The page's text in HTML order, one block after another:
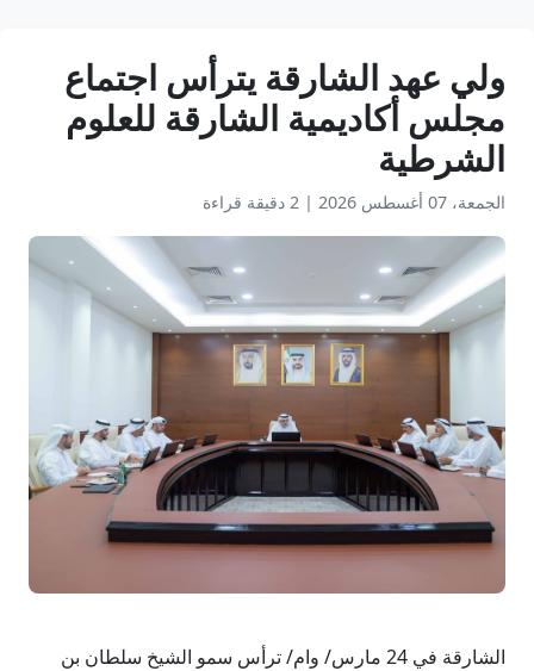
ولي عهد الشارقة يترأس اجتماع
مجلس أكاديمية الشارقة للعلوم
الشرطية
الجمعة، 07 أغسطس 2026 | 2 دقيقة قراءة
الشارقة في 24 مارس/ وام/ ترأس سمو الشيخ سلطان بن